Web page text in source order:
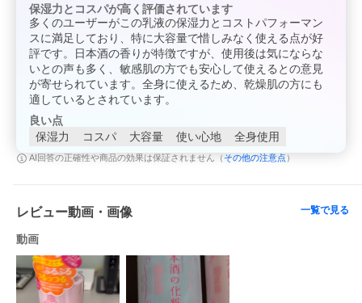
原産国
日本
商品区分
化粧品
広告文責
株式会社サンドラッグ
電話番号:0120-009-368
JAN
4971650800738
ブランド
菊正宗
※パッケージ・デザイン等は、予告なしに変更される場合があり
ますので、予めご了承ください。
時間を頂く場合がございます。
保湿力とコスパが高く評価されています
多くのユーザーがこの乳液の保湿力とコストパフォーマン
スに満足しており、特に大容量で惜しみなく使える点が好
評です。日本酒の香りが特徴ですが、使用後は気にならな
いとの声も多く、敏感肌の方でも安心して使えるとの意見
が寄せられています。全身に使えるため、乾燥肌の方にも
適しているとされています。
良い点
保湿力
コスパ 大容量 使い心地 全身使用
AI回答の正確性や商品の効果は保証されません（ その他の注意点 ）
レビュー動画・画像 一覧で見る
動画